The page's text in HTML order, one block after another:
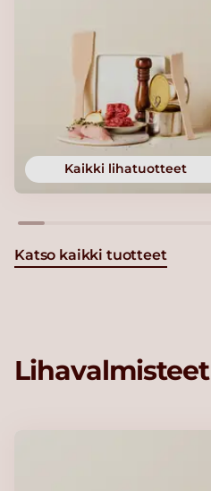
Kaikki lihatuotteet
Katso kaikki tuotteet
Lihavalmisteet